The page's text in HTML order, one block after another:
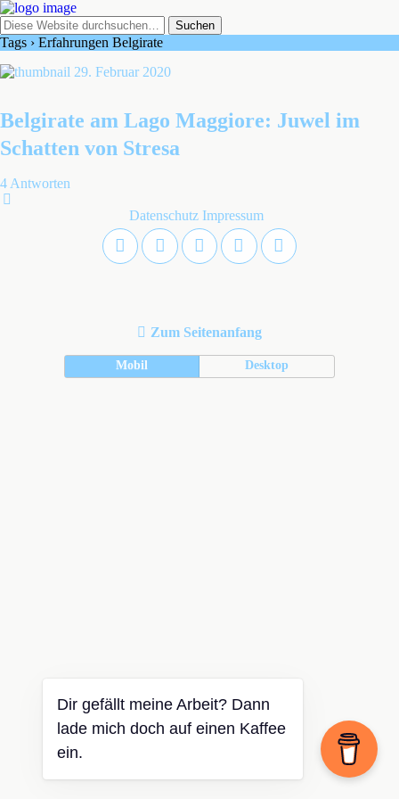
Tags › Erfahrungen Belgirate
29. Februar 2020
Belgirate am Lago Maggiore: Juwel im
Schatten von Stresa
4 Antworten
Datenschutz Impressum
Zum Seitenanfang
Mobil Desktop
Dir gefällt meine Arbeit? Dann
lade mich doch auf einen Kaffee
ein.